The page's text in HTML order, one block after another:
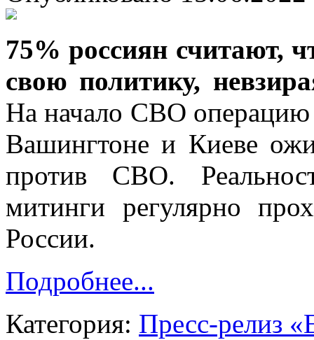
75% россиян считают,
свою политику,
На начало СВО операцию
Вашингтоне и Киеве
против СВО.
митинги регулярно
России.
Подробнее...
Категория: Пресс-релиз